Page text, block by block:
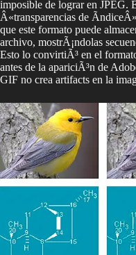
imposible de lograr en JPEG.
Â«transparencias de
que este formato puede
archivo, mostrÃ¡ndolas
Esto lo convirtiÃ³ en el
antes de la apariciÃ³n de
GIF no crea artifacts en la